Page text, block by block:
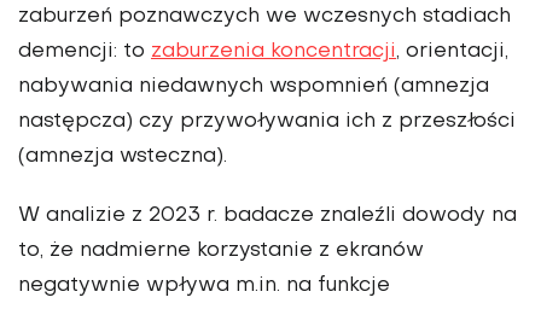
zaburzeń poznawczych we wczesnych stadiach
demencji: to zaburzenia koncentracji, orientacji,
nabywania niedawnych wspomnień (amnezja
następcza) czy przywoływania ich z przeszłości
(amnezja wsteczna).
W analizie z 2023 r. badacze znaleźli dowody na
to, że nadmierne korzystanie z ekranów
negatywnie wpływa m.in. na funkcje